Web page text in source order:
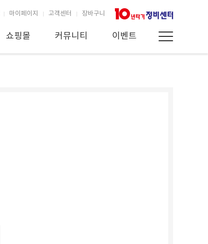
쇼핑몰 커뮤니티 이벤트
마이페이지 고객센터 장바구니